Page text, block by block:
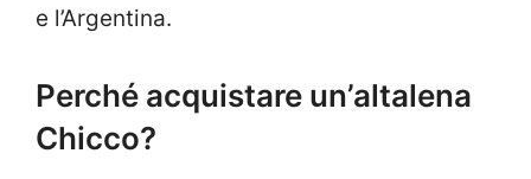
e l’Argentina.
Perché acquistare un’altalena
Chicco?